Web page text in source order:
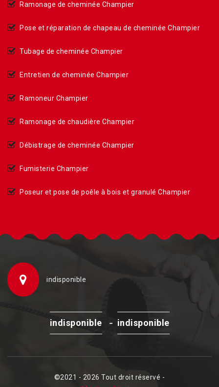
Ramonage de cheminée Champier
Pose et réparation de chapeau de cheminée Champier
Tubage de cheminée Champier
Entretien de cheminée Champier
Ramoneur Champier
Ramonage de chaudière Champier
Débistrage de cheminée Champier
Fumisterie Champier
Poseur et pose de poêle à bois et granulé Champier
indisponible
indisponible - indisponible
©2021 - 2026 Tout droit réservé -